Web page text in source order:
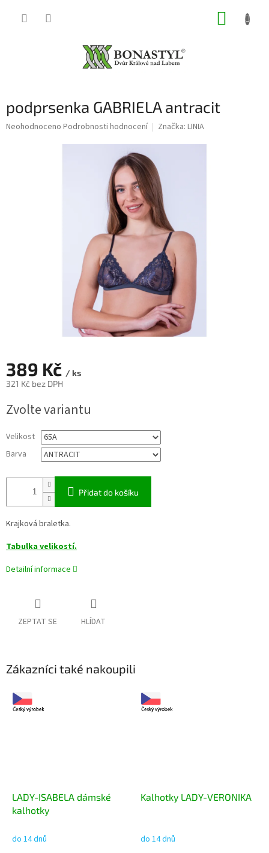
podprsenka GABRIELA antracit
Průměrné
Neohodnoceno Podrobnosti hodnocení Značka: LINIA
389 Kč / ks
321 Kč bez DPH
cena:
Zvolte variantu
Velikost
Barva
Přidat do košíku
Krajková braletka.
Tabulka velikostí.
Detailní informace
ZEPTAT SE HLÍDAT
Zákazníci také nakoupili
LADY-ISABELA dámské
kalhotky
do 14 dnů
Kalhotky LADY-VERONIKA
do 14 dnů